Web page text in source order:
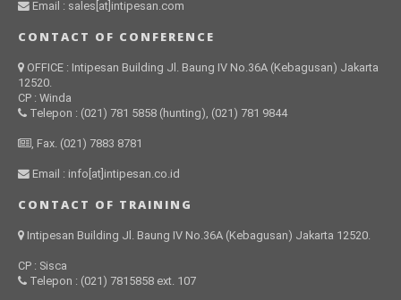
Email : sales[at]intipesan.com
CONTACT OF CONFERENCE
OFFICE : Intipesan Building Jl. Baung IV No.36A (Kebagusan) Jakarta
12520.
CP : Winda
Telepon : (021) 781 5858 (hunting), (021) 781 9844
, Fax. (021) 7883 8781
Email : info[at]intipesan.co.id
CONTACT OF TRAINING
Intipesan Building Jl. Baung IV No.36A (Kebagusan) Jakarta 12520.
CP : Sisca
Telepon : (021) 7815858 ext. 107